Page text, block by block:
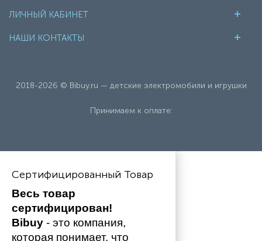
ЛИЧНЫЙ КАБИНЕТ
НАШИ КОНТАКТЫ
2018-2026 © Bibuy.ru — детские электромобили и игрушки
Принимаем к оплате:
Сертифицированный Товар
Весь товар
сертифицирован!
Bibuy - это компания,
которая понимает, что